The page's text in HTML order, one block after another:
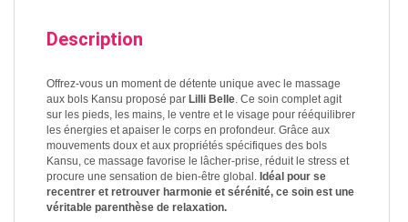
Description
Offrez-vous un moment de détente unique avec le massage
aux bols Kansu proposé par Lilli Belle. Ce soin complet agit
sur les pieds, les mains, le ventre et le visage pour rééquilibrer
les énergies et apaiser le corps en profondeur. Grâce aux
mouvements doux et aux propriétés spécifiques des bols
Kansu, ce massage favorise le lâcher-prise, réduit le stress et
procure une sensation de bien-être global. Idéal pour se
recentrer et retrouver harmonie et sérénité, ce soin est une
véritable parenthèse de relaxation.